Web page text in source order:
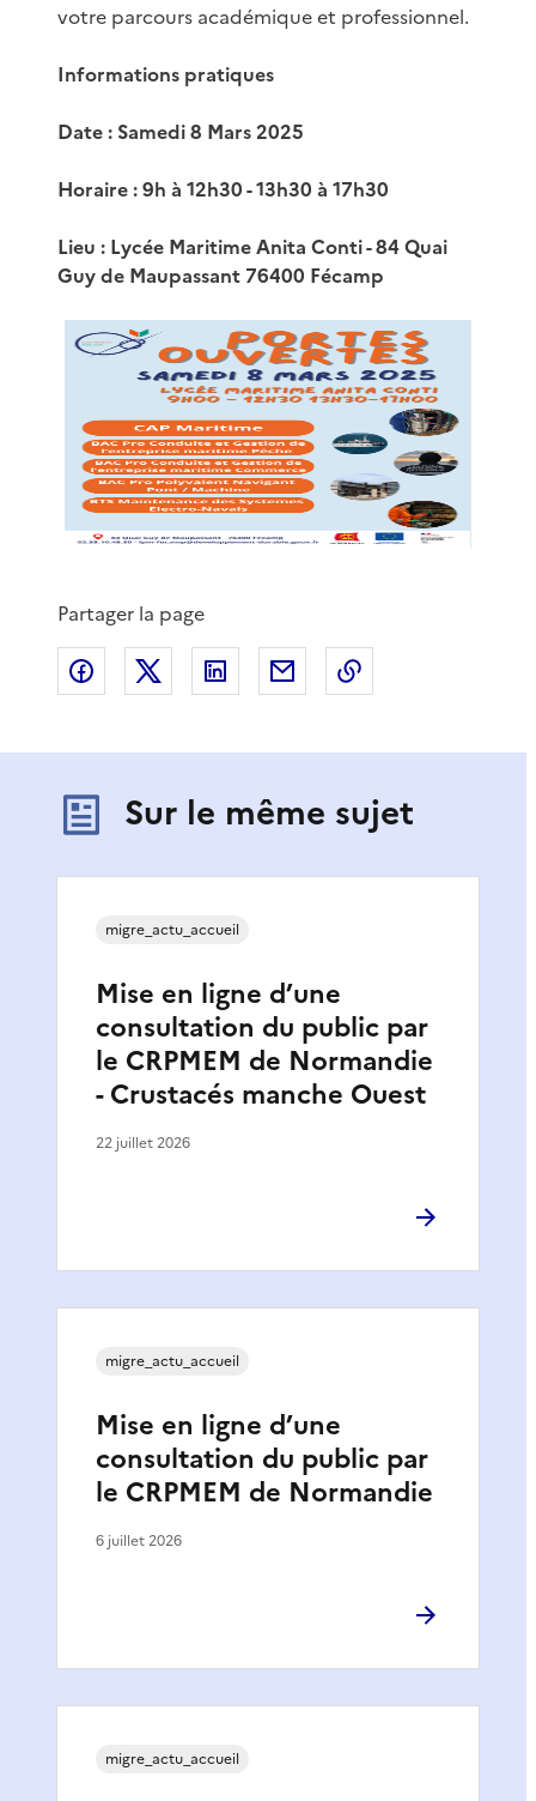
votre parcours académique et professionnel.
Informations pratiques
Date : Samedi 8 Mars 2025
Horaire : 9h à 12h30 - 13h30 à 17h30
Lieu : Lycée Maritime Anita Conti - 84 Quai
Guy de Maupassant 76400 Fécamp
Partager la page
Partager sur Facebook
Partager sur XPartager sur LinkedIn
Partager par email
Sur le même sujet
Mise en ligne d’une
consultation du public par
le CRPMEM de Normandie
- Crustacés manche Ouest
migre_actu_accueil
22 juillet 2026
Mise en ligne d’une
consultation du public par
le CRPMEM de Normandie
migre_actu_accueil
6 juillet 2026
migre_actu_accueil